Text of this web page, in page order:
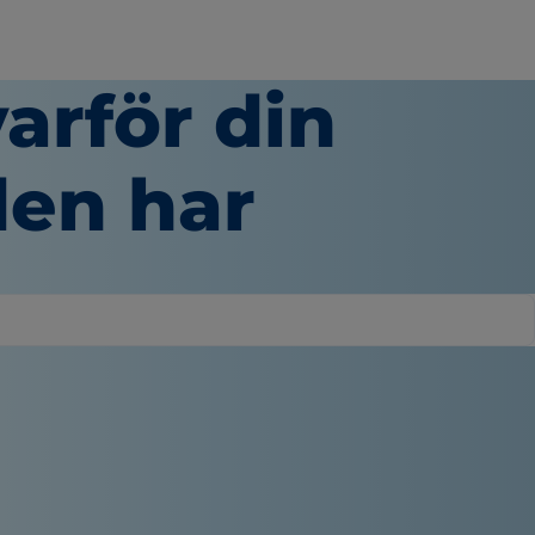
din
har